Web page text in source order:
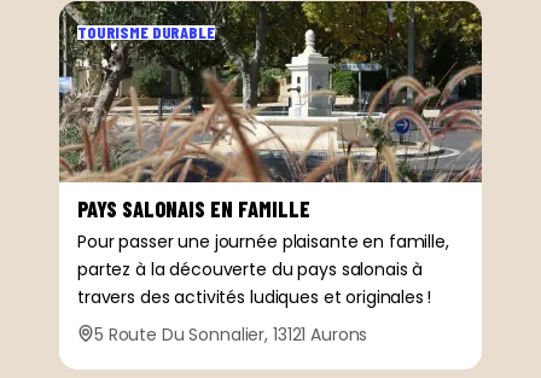
PAYS SALONAIS EN FAMILLE
TOURISME DURABLE
Pour passer une journée plaisante en famille,
partez à la découverte du pays salonais à
travers des activités ludiques et originales !
5 Route Du Sonnalier, 13121 Aurons